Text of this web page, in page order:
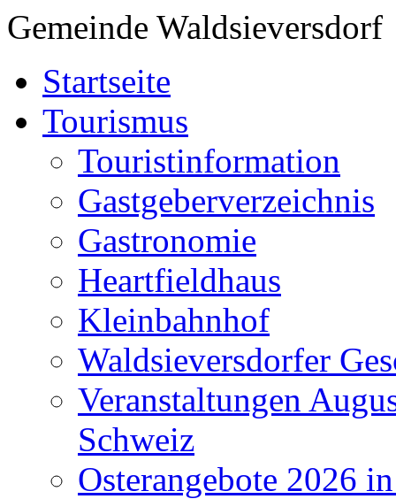
Gemeinde Waldsieversdorf
Startseite
Tourismus
Touristinformation
Gastgeberverzeichnis
Gastronomie
Heartfieldhaus
Kleinbahnhof
Waldsieversdorfer
Veranstaltungen
Schweiz
Osterangebote 2026